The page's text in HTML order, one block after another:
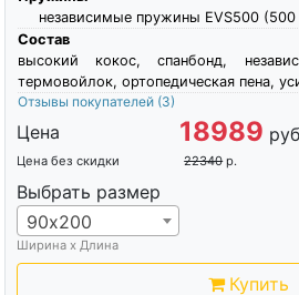
независимые пружины EVS500
Состав
высокий кокос, спанбонд,
термовойлок, ортопедическая пена,
Отзывы покупателей (3)
Цена 18989
Цена без скидки 22340 р.
Выбрать размер
90х200
Ширина х Длина
Купить